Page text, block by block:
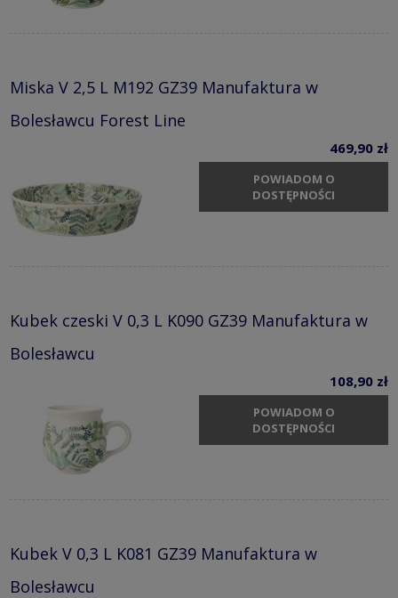
Miska V 2,5 L M192 GZ39 Manufaktura w
Bolesławcu Forest Line
469,90 zł
POWIADOM O
DOSTĘPNOŚCI
Kubek czeski V 0,3 L K090 GZ39 Manufaktura w
Bolesławcu
108,90 zł
POWIADOM O
DOSTĘPNOŚCI
Kubek V 0,3 L K081 GZ39 Manufaktura w
Bolesławcu